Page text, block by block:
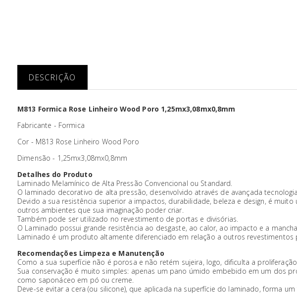
DESCRIÇÃO
M813 Formica Rose Linheiro Wood Poro 1,25mx3,08mx0,8mm
Fabricante - Formica
Cor - M813 Rose Linheiro Wood Poro
Dimensão - 1,25mx3,08mx0,8mm
Detalhes do Produto
Laminado Melamínico de Alta Pressão Convencional ou Standard.
O laminado decorativo de alta pressão, desenvolvido através de avançada
Devido a sua resistência superior a impactos, durabilidade, beleza e design, é
outros ambientes que sua imaginação poder criar.
Também pode ser utilizado no revestimento de portas e divisórias.
O Laminado possui grande resistência ao desgaste, ao calor, ao impacto e a
Laminado é um produto altamente diferenciado em relação a outros revestimentos
Recomendações Limpeza e Manutenção
Como a sua superfície não é porosa e não retém sujeira, logo, dificulta a
Sua conservação é muito simples: apenas um pano úmido embebido em um dos
como saponáceo em pó ou creme.
Deve-se evitar a cera (ou silicone), que aplicada na superfície do laminado, forma